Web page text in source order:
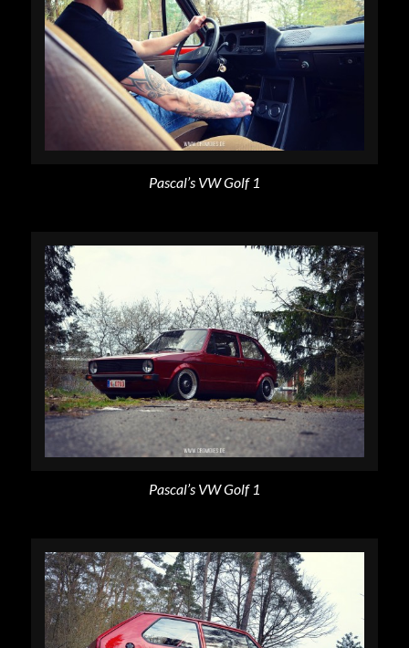
Pascal’s VW Golf 1
Pascal’s VW Golf 1